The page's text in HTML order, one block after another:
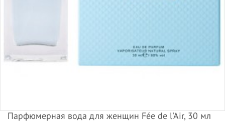
Парфюмерная вода для женщин Fée de l'Air, 30 мл